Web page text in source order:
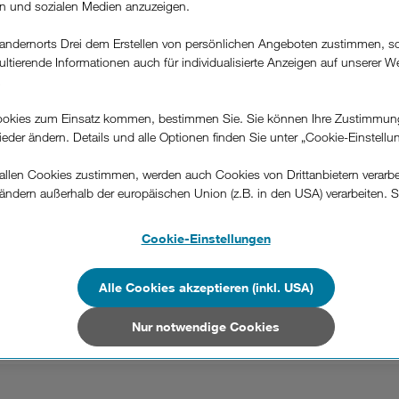
während der Feiertage? Egal, ob
einspielen: Hier erfahren Sie,
und sozialen Medien anzuzeigen.
Drei dem Erstellen von persönlichen Angeboten zustimmen,
Informationen auch für individualisierte Anzeigen auf unserer
zum Einsatz kommen, bestimmen Sie. Sie können Ihre
ändern. Details und alle Optionen finden Sie unter „Cookie-
Cookies zustimmen, werden auch Cookies von Drittanbietern
außerhalb der europäischen Union (z.B. in den USA) verarbeiten.
Unternehmen in Drittstaaten, die ein ähnliches Datenschutzniveau wie
Union aufweisen (z.B. Data Privacy Framework), werden wie
„Nur notwendige Cookies“ wählen, dann sind für Sie nur jene Cookies im
dieser Website unerlässlich sind.
Cookie-Einstellungen
Nur notwendige Cookies
Alle Cookies akzeptieren (inkl. USA)